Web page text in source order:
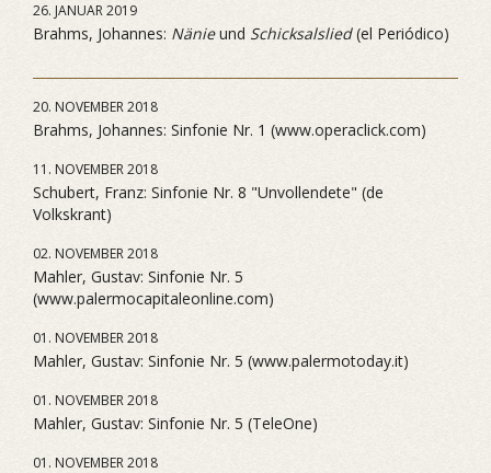
26. JANUAR 2019
Brahms, Johannes: Nänieund Schicksalslied(el Periódico)
20. NOVEMBER 2018
Brahms, Johannes: Sinfonie Nr. 1 (www.operaclick.com)
11. NOVEMBER 2018
Schubert, Franz: Sinfonie Nr. 8 "Unvollendete" (de
Volkskrant)
02. NOVEMBER 2018
Mahler, Gustav: Sinfonie Nr. 5
(www.palermocapitaleonline.com)
01. NOVEMBER 2018
Mahler, Gustav: Sinfonie Nr. 5 (www.palermotoday.it)
01. NOVEMBER 2018
Mahler, Gustav: Sinfonie Nr. 5 (TeleOne)
01. NOVEMBER 2018